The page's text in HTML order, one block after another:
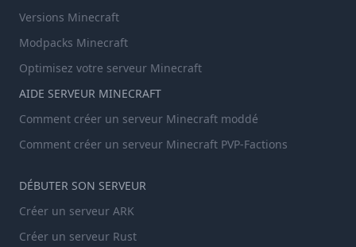
Versions Minecraft
Modpacks Minecraft
Optimisez votre serveur Minecraft
AIDE SERVEUR MINECRAFT
Comment créer un serveur Minecraft moddé
Comment créer un serveur Minecraft PVP-Factions
DÉBUTER SON SERVEUR
Créer un serveur ARK
Créer un serveur Rust